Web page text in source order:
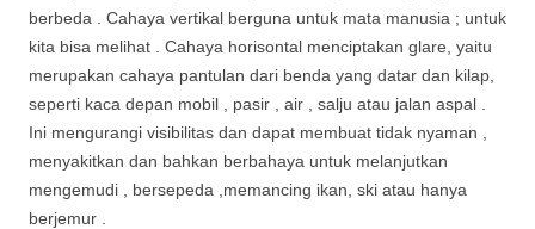
berbeda . Cahaya vertikal berguna untuk mata manusia ; untuk
kita bisa melihat . Cahaya horisontal menciptakan glare, yaitu
merupakan cahaya pantulan dari benda yang datar dan kilap,
seperti kaca depan mobil , pasir , air , salju atau jalan aspal .
Ini mengurangi visibilitas dan dapat membuat tidak nyaman ,
menyakitkan dan bahkan berbahaya untuk melanjutkan
mengemudi , bersepeda ,memancing ikan, ski atau hanya
berjemur .